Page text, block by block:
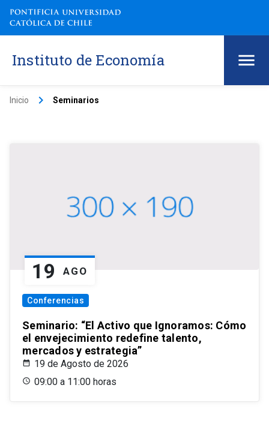
Instituto de Economía
Inicio keyboard_arrow_right Seminarios
19 AGO
Conferencias
Seminario: “El Activo que Ignoramos: Cómo
el envejecimiento redefine talento,
mercados y estrategia”
19 de Agosto de 2026
09:00 a 11:00 horas